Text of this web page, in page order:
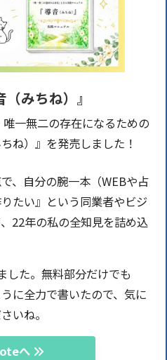
みちね）』
一無二の存在になるための
ね）』を発売しました！
、自分の腕一本（WEBや占
たい』という同業者やビジ
22年の私の全知見を詰め込
した。無料部分だけでも
に全力で書いたので、気に
いね。
へ